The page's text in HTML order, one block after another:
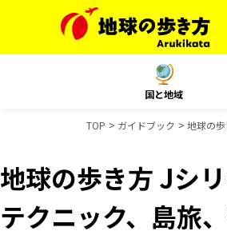
国と地域
TOP ガイドブック 地球の
地球の歩き方 Jシ
テクニック、島旅